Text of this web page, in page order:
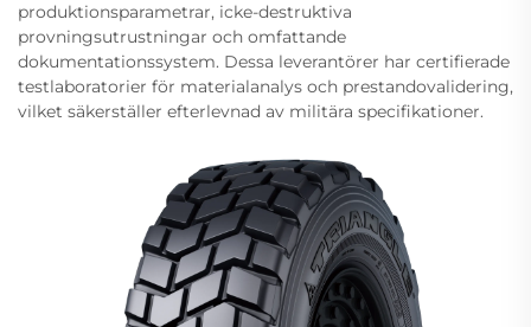
produktionsparametrar, icke-destruktiva
provningsutrustningar och omfattande
dokumentationssystem. Dessa leverantörer har certifierade
testlaboratorier för materialanalys och prestandovalidering,
vilket säkerställer efterlevnad av militära specifikationer.